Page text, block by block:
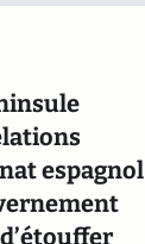
espagnol